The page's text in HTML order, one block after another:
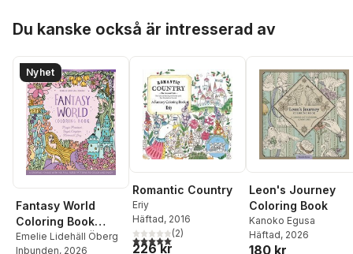
Du kanske också är intresserad av
Nyhet
Fantasy World
Coloring Book
MAGIC MEADOWS -
Emelie Lidehäll Öberg
Inbunden, 2026
Romantic Country
Eriy
Häftad, 2016
5,0utav 5 stjärnor. Totalt antal röster:
(2)
226 kr
Leon's Journey
Coloring Book
Kanoko Egusa
Häftad, 2026
180 kr